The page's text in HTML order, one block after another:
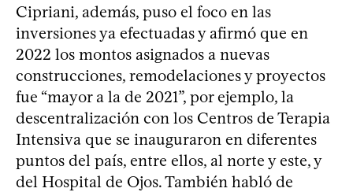
Cipriani, además, puso el foco en las
inversiones ya efectuadas y afirmó que en
2022 los montos asignados a nuevas
construcciones, remodelaciones y proyectos
fue “mayor a la de 2021”, por ejemplo, la
descentralización con los Centros de Terapia
Intensiva que se inauguraron en diferentes
puntos del país, entre ellos, al norte y este, y
del Hospital de Ojos. También habló de